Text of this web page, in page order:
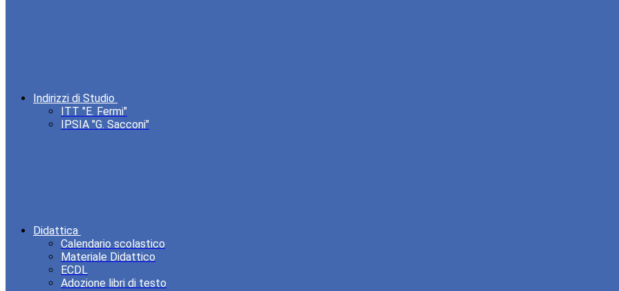
Indirizzi di Studio
ITT "E. Fermi"
IPSIA "G. Sacconi"
Didattica
Calendario scolastico
Materiale Didattico
ECDL
Adozione libri di testo